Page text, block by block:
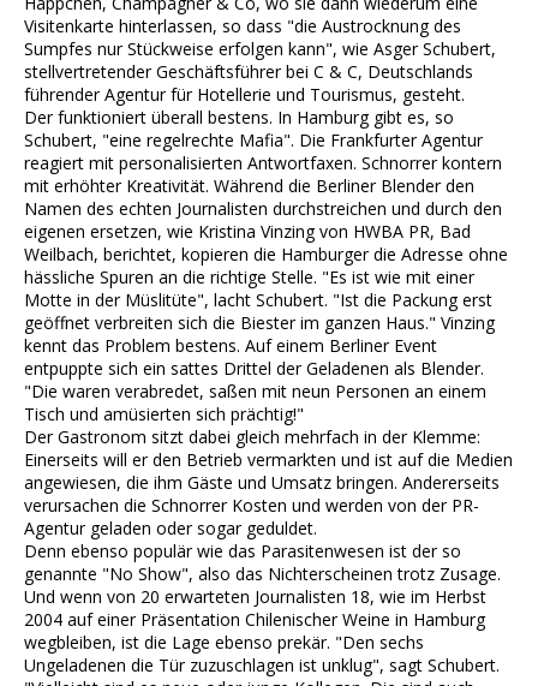
Visitenkarte hinterlassen, so dass "die Austrocknung des
Sumpfes nur Stückweise erfolgen kann", wie Asger Schubert,
stellvertretender Geschäftsführer bei C & C, Deutschlands
führender Agentur für Hotellerie und Tourismus, gesteht.
Der funktioniert überall bestens. In Hamburg gibt es, so
Schubert, "eine regelrechte Mafia". Die Frankfurter Agentur
reagiert mit personalisierten Antwortfaxen. Schnorrer kontern
mit erhöhter Kreativität. Während die Berliner Blender den
Namen des echten Journalisten durchstreichen und durch den
eigenen ersetzen, wie Kristina Vinzing von HWBA PR, Bad
Weilbach, berichtet, kopieren die Hamburger die Adresse ohne
hässliche Spuren an die richtige Stelle. "Es ist wie mit einer
Motte in der Müslitüte", lacht Schubert. "Ist die Packung erst
geöffnet verbreiten sich die Biester im ganzen Haus." Vinzing
kennt das Problem bestens. Auf einem Berliner Event
entpuppte sich ein sattes Drittel der Geladenen als Blender.
"Die waren verabredet, saßen mit neun Personen an einem
Tisch und amüsierten sich prächtig!"
Der Gastronom sitzt dabei gleich mehrfach in der Klemme:
Einerseits will er den Betrieb vermarkten und ist auf die Medien
angewiesen, die ihm Gäste und Umsatz bringen. Andererseits
verursachen die Schnorrer Kosten und werden von der PR-
Agentur geladen oder sogar geduldet.
Denn ebenso populär wie das Parasitenwesen ist der so
genannte "No Show", also das Nichterscheinen trotz Zusage.
Und wenn von 20 erwarteten Journalisten 18, wie im Herbst
2004 auf einer Präsentation Chilenischer Weine in Hamburg
wegbleiben, ist die Lage ebenso prekär. "Den sechs
Ungeladenen die Tür zuzuschlagen ist unklug", sagt Schubert.